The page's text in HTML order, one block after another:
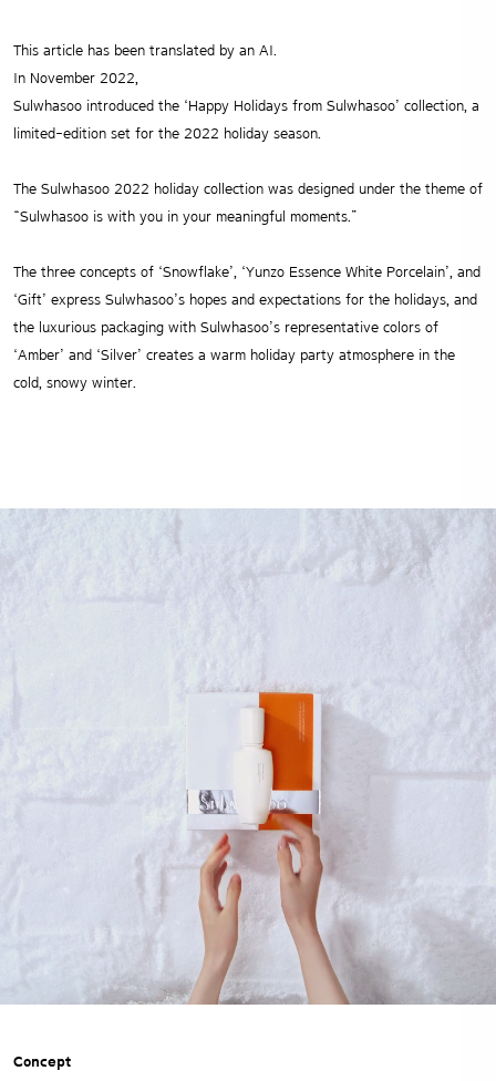
This article has been translated by an AI.
In November 2022,
Sulwhasoo introduced the ‘Happy Holidays from Sulwhasoo’ collection, a
limited-edition set for the 2022 holiday season.
The Sulwhasoo 2022 holiday collection was designed under the theme of
“Sulwhasoo is with you in your meaningful moments.”
The three concepts of ‘Snowflake’, ‘Yunzo Essence White Porcelain’, and
‘Gift’ express Sulwhasoo’s hopes and expectations for the holidays, and
the luxurious packaging with Sulwhasoo’s representative colors of
‘Amber’ and ‘Silver’ creates a warm holiday party atmosphere in the
cold, snowy winter.
Concept